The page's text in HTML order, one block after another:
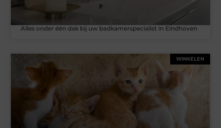
Alles onder één dak bij uw badkamerspecialist in Eindhoven
WINKELEN